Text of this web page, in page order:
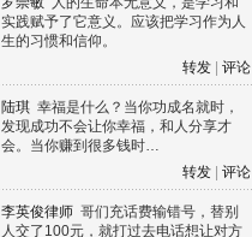
实践赋予了它意义。应该把学习作为人
生的习惯和信仰。
转发
评论
陆琪 幸福是什么？当你功成名就时，
发现成功不会让你幸福，和人分享才
会。当你赚到很多钱时…
转发
评论
李英俊律师 哥们充话费输错号，替别
人交了100元，就打过去电话想让对方